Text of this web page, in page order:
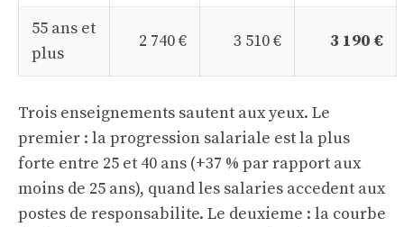
55 ans et
plus
2 740 € 3 510 € 3 190 €
Trois enseignements sautent aux yeux. Le
premier : la progression salariale est la plus
forte entre 25 et 40 ans (+37 % par rapport aux
moins de 25 ans), quand les salaries accedent aux
postes de responsabilite. Le deuxieme : la courbe